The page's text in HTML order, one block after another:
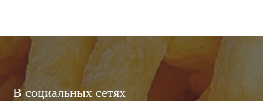
В социальных сетях